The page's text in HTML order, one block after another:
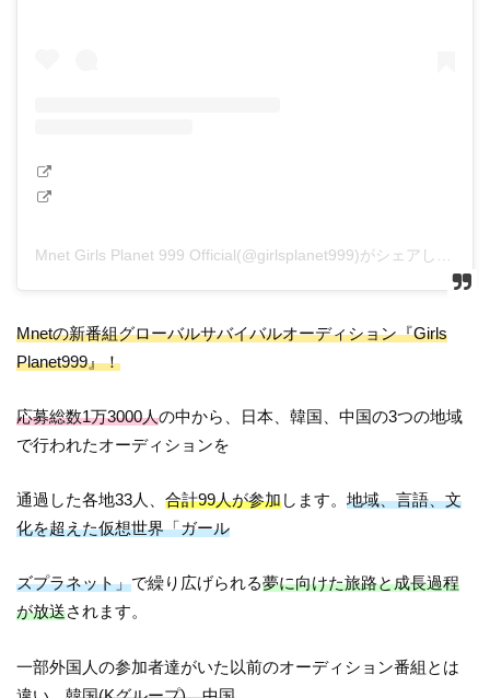
Mnetの新番組グローバルサバイバルオーディション『Girls
Planet999』！
応募総数1万3000人の中から、日本、韓国、中国の3つの地域
で行われたオーディションを
通過した各地33人、合計99人が参加します。地域、言語、文
化を超えた仮想世界「ガール
ズプラネット」で繰り広げられる夢に向けた旅路と成長過程
が放送されます。
一部外国人の参加者達がいた以前のオーディション番組とは